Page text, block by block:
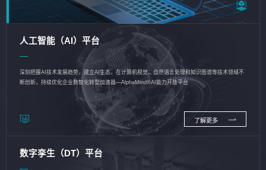
人工智能（AI）平台
深刻把握AI技术发展趋势，建立AI生态，在计算机视觉、自然语言处理和知识图谱等技术领域不
断创新，持续优化企业数智化转型加速器—AlphaMind®AI能力开放平台
了解更多
数字孪生（DT）平台